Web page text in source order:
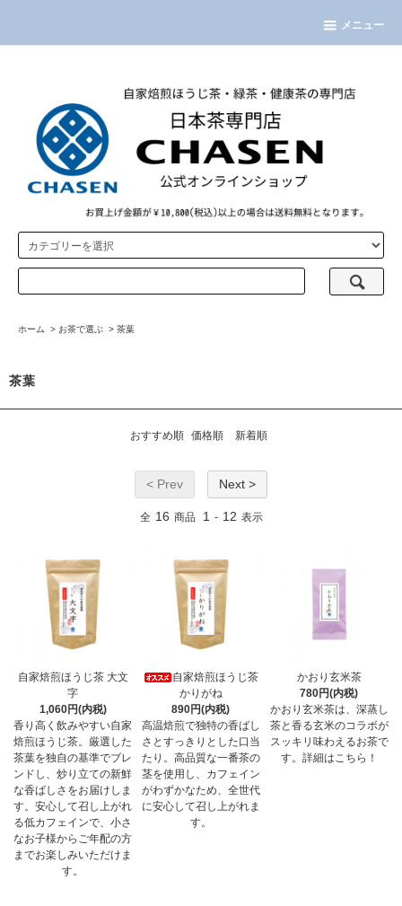
メニュー
ホーム > お茶で選ぶ > 茶葉
茶葉
おすすめ順 価格順 新着順
< Prev Next >
全 16 商品 1 - 12 表示
自家焙煎ほうじ茶 大文
字
1,060円(内税)
香り高く飲みやすい自家
焙煎ほうじ茶。厳選した
茶葉を独自の基準でブレ
ンドし、炒り立ての新鮮
な香ばしさをお届けしま
す。安心して召し上がれ
る低カフェインで、小さ
なお子様からご年配の方
までお楽しみいただけま
す。
自家焙煎ほうじ茶
かりがね
890円(内税)
高温焙煎で独特の香ばし
さとすっきりとした口当
たり。高品質な一番茶の
茎を使用し、カフェイン
がわずかなため、全世代
に安心して召し上がれま
す。
かおり玄米茶
780円(内税)
かおり玄米茶は、深蒸し
茶と香る玄米のコラボが
スッキリ味わえるお茶で
す。詳細はこちら！